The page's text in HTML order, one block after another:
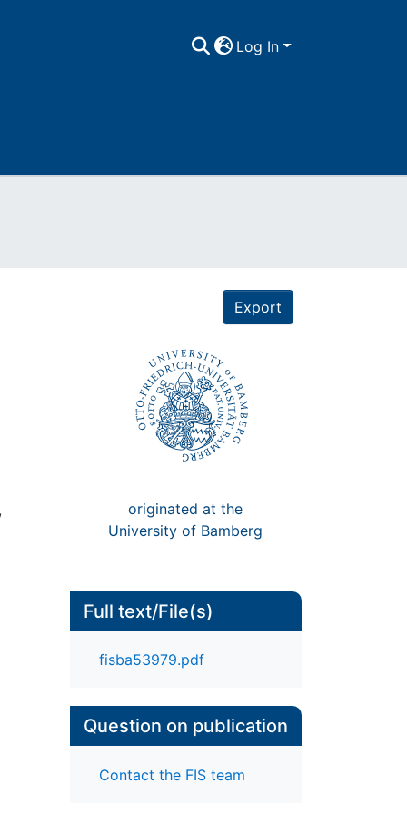
Log In
Export
originated at the
University of Bamberg
Full text/File(s)
fisba53979.pdf
Question on publication
Contact the FIS team